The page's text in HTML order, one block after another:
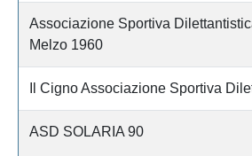
Associazione Sportiva
Melzo 1960
Il Cigno Associazione Sportiva
ASD SOLARIA 90